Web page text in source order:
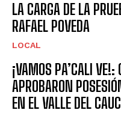
LA CARGA DE LA
RAFAEL POVEDA
LOCAL
¡VAMOS PA’CALI
APROBARON
EN EL VALLE DEL